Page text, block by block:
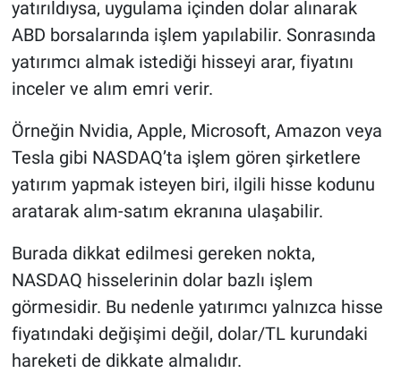
yatırıldıysa, uygulama içinden dolar alınarak
ABD borsalarında işlem yapılabilir. Sonrasında
yatırımcı almak istediği hisseyi arar, fiyatını
inceler ve alım emri verir.
Örneğin Nvidia, Apple, Microsoft, Amazon veya
Tesla gibi NASDAQ’ta işlem gören şirketlere
yatırım yapmak isteyen biri, ilgili hisse kodunu
aratarak alım-satım ekranına ulaşabilir.
Burada dikkat edilmesi gereken nokta,
NASDAQ hisselerinin dolar bazlı işlem
görmesidir. Bu nedenle yatırımcı yalnızca hisse
fiyatındaki değişimi değil, dolar/TL kurundaki
hareketi de dikkate almalıdır.